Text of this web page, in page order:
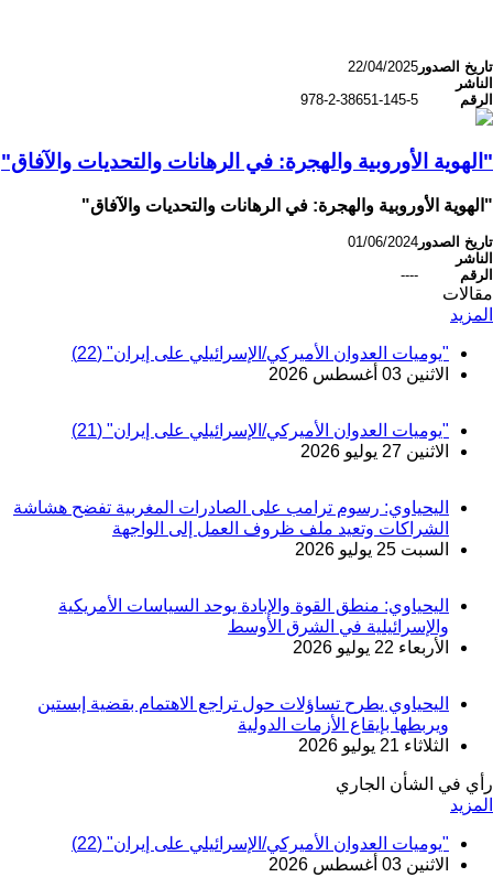
تاريخ الصدور 22/04/2025
الناشر
الرقم
978-2-38651-145-5
"الهوية الأوروبية والهجرة: في الرهانات والتحديات والآفاق"
"الهوية الأوروبية والهجرة: في الرهانات والتحديات والآفاق"
تاريخ الصدور 01/06/2024
الناشر
الرقم
----
مقالات
المزيد
"يوميات العدوان الأميركي/الإسرائيلي على إيران" (22)
الاثنين 03 أغسطس 2026
"يوميات العدوان الأميركي/الإسرائيلي على إيران" (21)
الاثنين 27 يوليو 2026
اليحياوي: رسوم ترامب على الصادرات المغربية تفضح هشاشة
الشراكات وتعيد ملف ظروف العمل إلى الواجهة
السبت 25 يوليو 2026
اليحياوي: منطق القوة والإبادة يوحد السياسات الأمريكية
والإسرائيلية في الشرق الأوسط
الأربعاء 22 يوليو 2026
اليحياوي يطرح تساؤلات حول تراجع الاهتمام بقضية إبستين
ويربطها بإيقاع الأزمات الدولية
الثلاثاء 21 يوليو 2026
رأي في الشأن الجاري
المزيد
"يوميات العدوان الأميركي/الإسرائيلي على إيران" (22)
الاثنين 03 أغسطس 2026